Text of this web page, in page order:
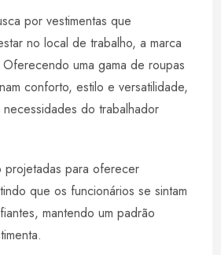
por vestimentas que
no local de trabalho, a marca
uma gama de roupas
conforto, estilo e versatilidade,
do trabalhador
projetadas para oferecer
que os funcionários se sintam
mantendo um padrão